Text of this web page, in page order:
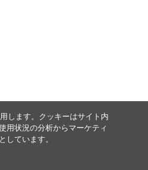
します。クッキーはサイト内
用状況の分析からマーケティ
しています。